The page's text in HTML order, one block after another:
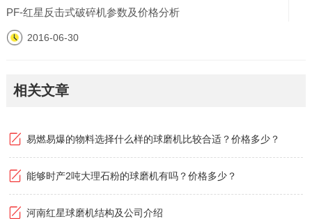
PF-红星反击式破碎机参数及价格分析
2016-06-30
相关文章
易燃易爆的物料选择什么样的球磨机比较合适？价格多少？
能够时产2吨大理石粉的球磨机有吗？价格多少？
河南红星球磨机结构及公司介绍